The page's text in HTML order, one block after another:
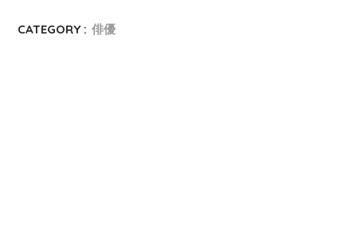
CATEGORY : 俳優